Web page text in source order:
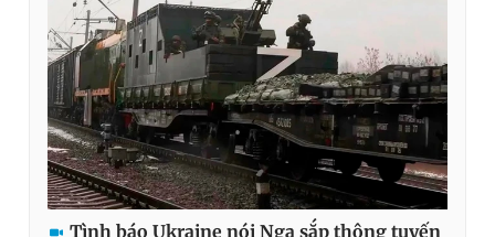
Tình báo Ukraine nói Nga sắp thông tuyến